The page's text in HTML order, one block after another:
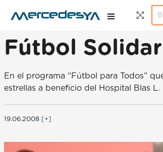
Fútbol
En el programa “Fútbol para Todos”
estrellas a beneficio del Hospital Blas
19.06.2008 [+]